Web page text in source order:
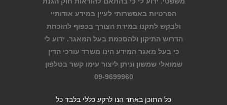
הפרטיות באפשרותי לעיין במידע אודותיי
ולבקש לתקנו במידת הצורך בכפוף להוכחת
הדרוש התיקון ולהסכמת בעל המאגר. ידוע לי
כי בעל מאגר המידע הינו משרד עורכי הדין
שמואלי שמשון וניתן ליצור עימו קשר בטלפון
09-9699960
כל התוכן באתר הנו לרקע כללי בלבד כל